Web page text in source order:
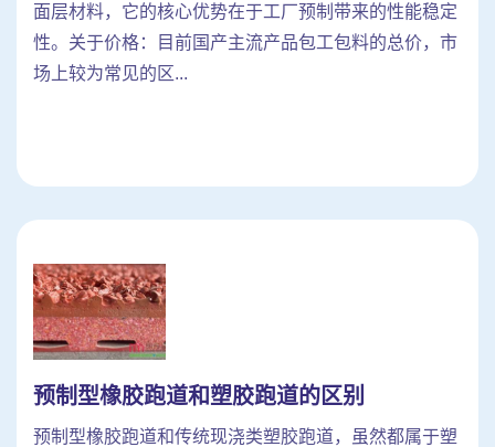
面层材料，它的核心优势在于工厂预制带来的性能稳定
性。关于价格：目前国产主流产品包工包料的总价，市
场上较为常见的区...
预制型橡胶跑道和塑胶跑道的区别
预制型橡胶跑道和传统现浇类塑胶跑道，虽然都属于塑